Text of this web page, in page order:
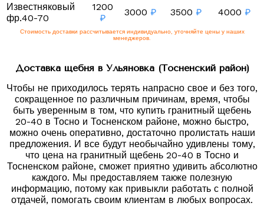
Известняковый
фр.40-70
1200
₽
3000 ₽ 3500 ₽ 4000 ₽
Стоимость доставки рассчитывается индивидуально, уточняйте цены у наших
менеджеров.
Доставка щебня в Ульяновка (Тосненский район)
Чтобы не приходилось терять напрасно свое и без того,
сокращенное по различным причинам, время, чтобы
быть уверенным в том, что купить гранитный щебень
20-40 в Тосно и Тосненском районе, можно быстро,
можно очень оперативно, достаточно пролистать наши
предложения. И все будут необычайно удивлены тому,
что цена на гранитный щебень 20-40 в Тосно и
Тосненском районе, сможет приятно удивить абсолютно
каждого. Мы предоставляем также полезную
информацию, потому как привыкли работать с полной
отдачей, помогать своим клиентам в любых вопросах.